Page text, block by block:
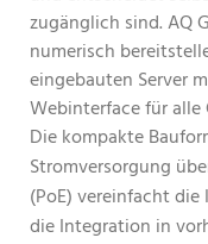
zugänglich sind. AQ
numerisch
eingebauten Server
Webinterface für alle
Die kompakte
Stromversorgung
(PoE) vereinfacht
die Integration in